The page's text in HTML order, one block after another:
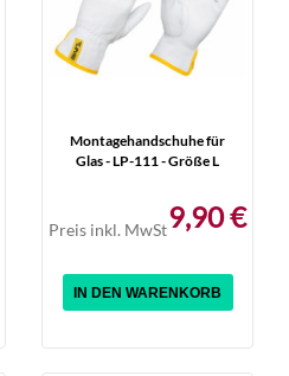
Montagehandschuhe für
Glas - LP-111 - Größe L
Preis inkl. MwSt9,90 €
IN DEN WARENKORB